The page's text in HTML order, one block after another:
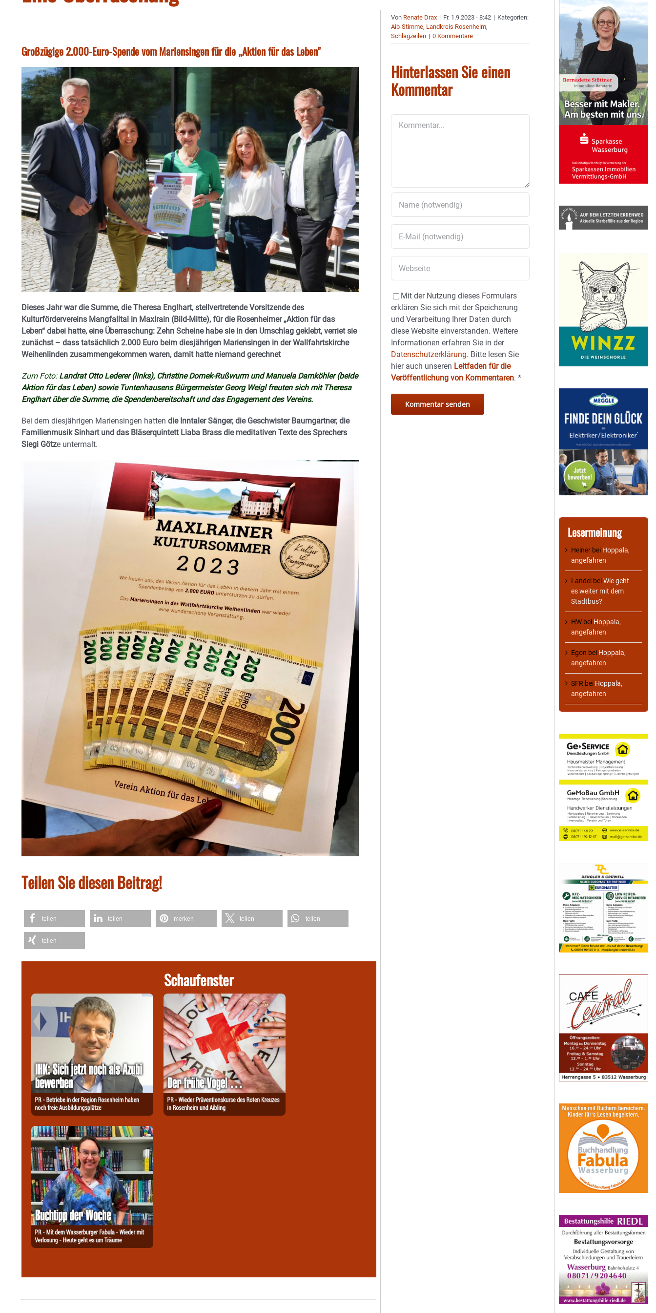
Großzügige 2.000-Euro-Spende vom Mariensingen für die „Aktion für das Leben"
Dieses Jahr war die Summe, die Theresa Englhart, stellvertretende Vorsitzende des
Kulturfördervereins Mangfalltal in Maxlrain (Bild-Mitte), für die Rosenheimer „Aktion für das
Leben“ dabei hatte, eine Überraschung: Zehn Scheine habe sie in den Umschlag geklebt, verriet sie
zunächst – dass tatsächlich 2.000 Euro beim diesjährigen Mariensingen in der Wallfahrtskirche
Weihenlinden zusammengekommen waren, damit hatte niemand gerechnet
Zum Foto:Landrat Otto Lederer (links), Christine Domek-Rußwurm und Manuela Damköhler (beide
Aktion für das Leben) sowie Tuntenhausens Bürgermeister Georg Weigl freuten sich mit Theresa
Englhart über die Summe, die Spendenbereitschaft und das Engagement des Vereins.
Bei dem diesjährigen Mariensingen hatten die Inntaler Sänger, die Geschwister Baumgartner, die
Familienmusik Sinhart und das Bläserquintett Liaba Brass die meditativen Texte des Sprechers
Siegi Götze untermalt.
Teilen Sie diesen Beitrag!
teilen teilen merken teilen teilen
teilen
Schaufenster
Von Renate Drax | Fr. 1.9.2023 - 8:42 | Kategorien:
Aib-Stimme, Landkreis Rosenheim,
Schlagzeilen | 0 Kommentare
Hinterlassen Sie einen
Kommentar
Mit der Nutzung dieses Formulars
erklären Sie sich mit der Speicherung
und Verarbeitung Ihrer Daten durch
diese Website einverstanden. Weitere
Informationen erfahren Sie in der
Datenschutzerklärung. Bitte lesen Sie
hier auch unseren Leitfaden für die
Veröffentlichung von Kommentaren.*
Lesermeinung
Heiner bei Hoppala,
angefahren
Landei beiWie geht
es weiter mit dem
Stadtbus?
HW bei Hoppala,
angefahren
Egon bei Hoppala,
angefahren
SFR bei Hoppala,
angefahren